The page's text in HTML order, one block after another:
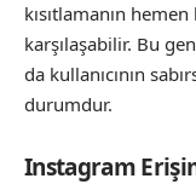
kısıtlamanın
karşılaşabilir. Bu
da kullanıcının
durumdur.
Instagram